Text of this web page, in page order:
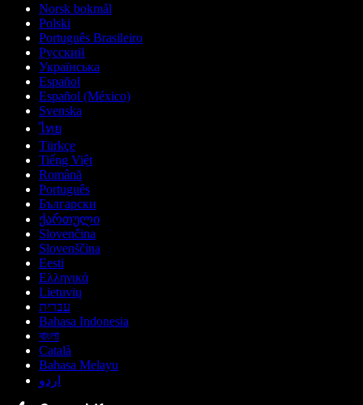
Norsk bokmål
Polski
Português Brasileiro
Русский
Українська
Español
Español (México)
Svenska
ไทย
Türkçe
Tiếng Việt
Română
Português
Български
ქართული
Slovenčina
Slovenščina
Eesti
Ελληνικά
Lietuvių
עברית
Bahasa Indonesia
বাংলা
Català
Bahasa Melayu
اردو